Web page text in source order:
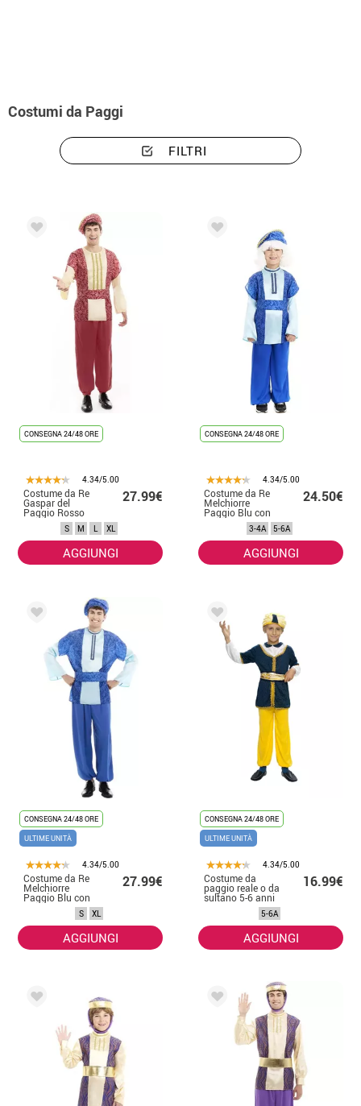
Costumi da Paggi
FILTRI
CONSEGNA 24/48 ORE
4.34/5.00
Costume da Re
Gaspar del
Paggio Rosso
con cappello per
27.99€
S M L XL
AGGIUNGI
CONSEGNA 24/48 ORE
4.34/5.00
Costume da Re
Melchiorre
Paggio Blu con
cappello per
24.50€
3-4A 5-6A
AGGIUNGI
CONSEGNA 24/48 ORE
ULTIME UNITÀ
4.34/5.00
Costume da Re
Melchiorre
Paggio Blu con
cappello per
27.99€
S XL
AGGIUNGI
CONSEGNA 24/48 ORE
ULTIME UNITÀ
4.34/5.00
Costume da
paggio reale o da
sultano 5-6 anni
16.99€
5-6A
AGGIUNGI